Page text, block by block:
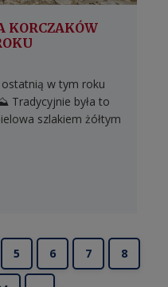
KORCZAKÓW
w tym roku
Tradycyjnie była to
szlakiem żółtym
5 6 7 8